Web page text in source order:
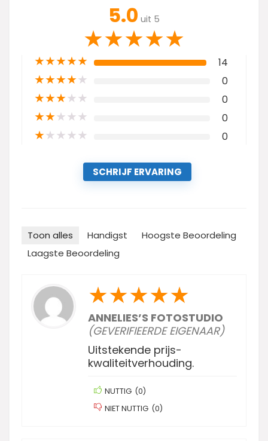
5.0 uit 5
★★★★★
★★★★★ 14
★★★★★ 0
★★★★★ 0
★★★★★ 0
★★★★★ 0
SCHRIJF ERVARING
Toon alles Handigst
Hoogste Beoordeling
Laagste Beoordeling
★★★★★
ANNELIES’S FOTOSTUDIO
(GEVERIFIEERDE EIGENAAR)
Uitstekende prijs-
kwaliteitverhouding.
NUTTIG (0)
NIET NUTTIG (0)